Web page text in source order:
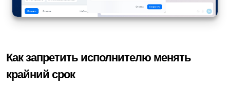
Как запретить исполнителю менять
крайний срок